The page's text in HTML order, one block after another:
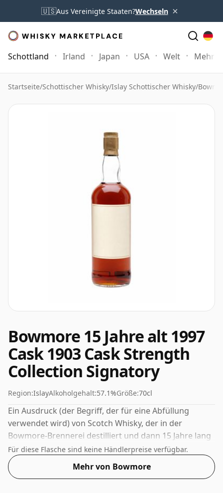
🇺🇸Aus Vereinigte Staaten?Wechseln ×
Schottland Irland Japan USA Welt Mehr
Startseite/Schottischer Whisky/Islay Schottischer Whisky/
Bowmore 15 Jahre alt 1997
Cask 1903 Cask Strength
Collection Signatory
Region:IslayAlkoholgehalt:57.1%Größe:70cl
Ein Ausdruck (der Begriff, der für eine Abfüllung
verwendet wird) von Scotch Whisky, der in der
Bowmore-Brennerei destilliert und dann 15 Jahre lang
gereift wird. Der Alkoholgehalt dieses Whiskys beträgt
erfreuliche 57,1 %.
Für diese Flasche sind keine Händlerpreise verfügbar.
Mehr von Bowmore